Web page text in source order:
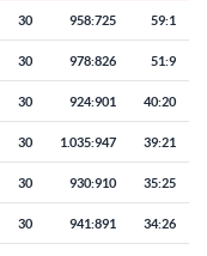
Punkten
30 958:725 59:1
30 978:826 51:9
30 924:901 40:20
30 1.035:947 39:21
30 930:910 35:25
30 941:891 34:26